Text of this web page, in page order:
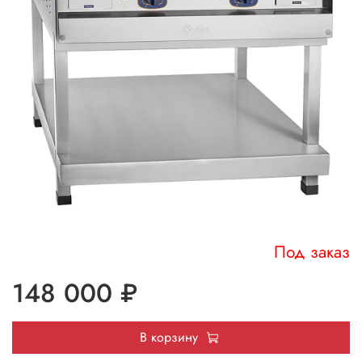
Под заказ
148 000 ₽
В корзину